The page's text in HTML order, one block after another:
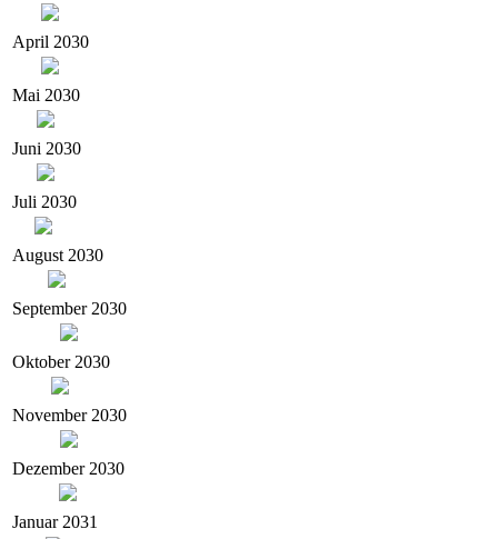
April 2030
Mai 2030
Juni 2030
Juli 2030
August 2030
September 2030
Oktober 2030
November 2030
Dezember 2030
Januar 2031